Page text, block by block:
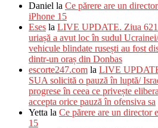
Daniel la Ce părere are un
iPhone 15
Eses la LIVE UPDATE. Ziua
uriașă a avut loc în sudul
vehicule blindate rusești au fost
dintr-un oraș din Donbas
escorte247.com la LIVE
SUA solicită o pauză în luptă/
progrese în ceea ce privește
accepta orice pauză în ofensiva sa
Yetta la Ce părere are un director
15